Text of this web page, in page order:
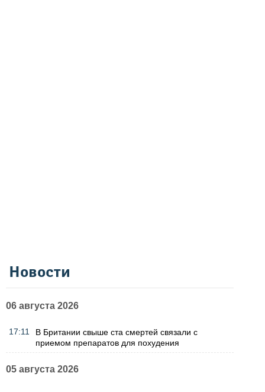
Новости
06 августа 2026
17:11
В Британии свыше ста смертей связали с
приемом препаратов для похудения
05 августа 2026